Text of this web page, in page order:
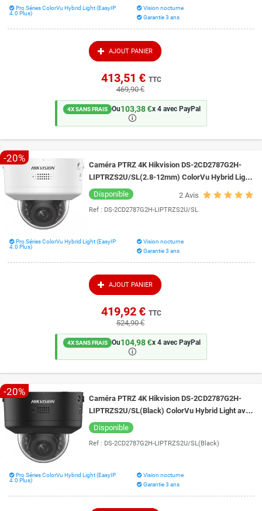
Pro Séries ColorVu Hybrid Light (EasyIP
4.0 Plus)
Vision nocturne
Garantie 3 ans
AJOUT PANIER
413,51 € TTC
469,90 €
4X SANS FRAIS Ou103,38 €x 4 avec PayPal
🛈
-20%
Caméra PTRZ 4K Hikvision DS-2CD2787G2H-
LIPTRZS2U/SL(2.8-12mm) ColorVu Hybrid Light
IA et Live Guard vision de nuit 40 mètres
2Avis
Disponible
Ref : DS-2CD2787G2H-LIPTRZS2U/SL
Pro Séries ColorVu Hybrid Light (EasyIP
4.0 Plus)
Vision nocturne
Garantie 3 ans
AJOUT PANIER
419,92 € TTC
524,90 €
4X SANS FRAIS Ou104,98 €x 4 avec PayPal
🛈
-20%
Caméra PTRZ 4K Hikvision DS-2CD2787G2H-
LIPTRZS2U/SL(Black) ColorVu Hybrid Light avec
IA et Live Guard vision de nuit 40 mètres
Disponible
Ref : DS-2CD2787G2H-LIPTRZS2U/SL(Black)
Pro Séries ColorVu Hybrid Light (EasyIP
4.0 Plus)
Vision nocturne
Garantie 3 ans